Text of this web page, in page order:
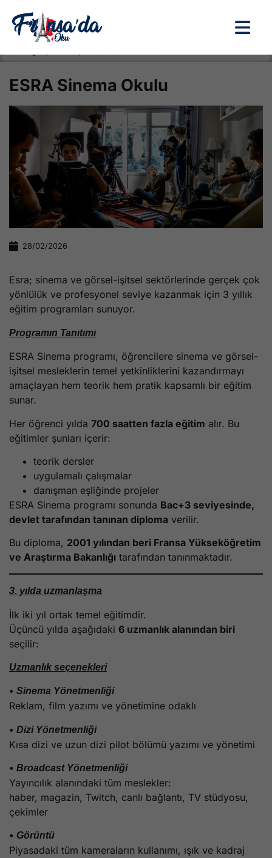
ESRA Sinema Okulu
28/02/2026
Esra; sinema ve görsel-işitsel sektörlerinde gerçek çok
yönlülük ve profesyonel seviye kazanmak için 3 yıllık
eğitim programları sunuyor.
Programın Tanıtımı
ESRA Sinema programı, öğrencilere sinema ve görsel-
işitsel mesleklerin temel yetkinliklerini kazandırmayı
amaçlayan hem teorik hem pratik kapsamlı bir eğitim
sunar.
Her öğrenci yılda 700 saatten fazla eğitim alır. Bu
eğitimler şunları içerir:
teorik dersler
uygulamalı çalışmalar
danışman eşliğinde projeler
ESRA Sinema programı sonunda Bac+3 seviyesinde,
devlet tarafından tanınan diploma verilir.
Bu diploma, 2001 yılından beri Fransa Yükseköğretim
ve Araştırma Bakanlığı tarafından tanınmaktadır.
3. yılda uzmanlaşma
İlk iki yıl ortak temel eğitimdir.
Üçüncü yılda aşağıdaki 6 uzmanlık alanından biri
seçilir:
Uzmanlık seçenekleri
• Sinema Yönetmenliği
Reklam, film yazımı ve yönetimine odaklı
• Dizi Yönetmenliği
Kısa dizi ve uzun dizi pilot bölümü yazımı ve yönetimi
• Broadcast Yönetmenliği
Yayıncılık alanındaki tüm meslekler:
haber, magazin, Twitch, canlı bağlantı, TV stüdyosu,
çekimler
• Görüntü
Piyasadaki tüm kameraların kullanımı, ışık ve kadraj